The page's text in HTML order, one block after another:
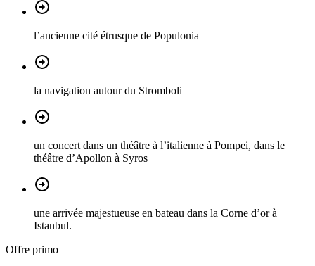
l’ancienne cité étrusque de Populonia
la navigation autour du Stromboli
un concert dans un théâtre à l’italienne à Pompei, dans le
théâtre d’Apollon à Syros
une arrivée majestueuse en bateau dans la Corne d’or à
Istanbul.
Offre primo